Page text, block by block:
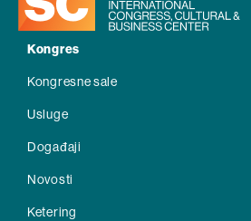
Kongres
Kongresne sale
Usluge
Događaji
Novosti
Ketering